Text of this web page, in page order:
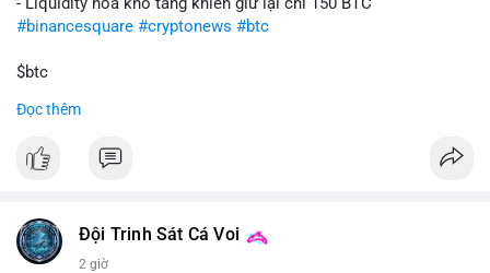
#binancesquare #cryptonews #btc
$btc
#vlikevn
📰 Nguồn: Cointelegraph
Đọc thêm
Đội Trinh Sát Cá Voi
2 giờ